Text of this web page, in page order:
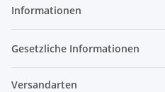
Informationen
Gesetzliche Informationen
Versandarten